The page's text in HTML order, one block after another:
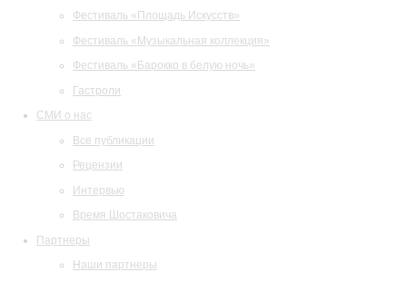
Фестиваль «Площадь Искусств»
Фестиваль «Музыкальная коллекция»
Фестиваль «Барокко в белую ночь»
Гастроли
СМИ о нас
Все публикации
Рецензии
Интервью
Время Шостаковича
Партнеры
Наши партнеры